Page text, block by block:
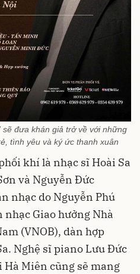
sẽ đưa khán giả trở về với những
tình yêu và ký ức thanh xuân
khí là nhạc sĩ Hoài Sa
và Nguyễn Đức
nhạc do Nguyễn Phú
nhạc Giao hưởng Nhà
(VNOB), dàn hợp
Nghệ sĩ piano Lưu Đức
Hà Miên cũng sẽ mang